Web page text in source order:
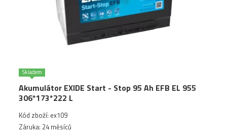
Skladem
Akumulátor EXIDE Start - Stop 95 Ah EFB EL 955
306*173*222 L
Kód zboží: ex109
Záruka: 24 měsíců